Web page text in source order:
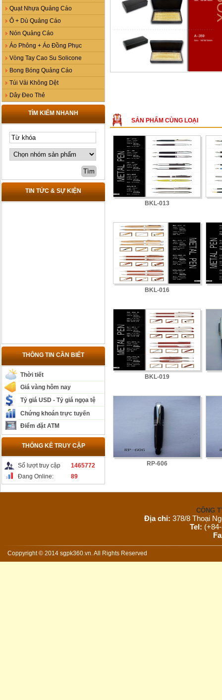
Quạt Nhựa Quảng Cáo
Ô + Dù Quảng Cáo
Nón Quảng Cáo
Áo Phông + Áo Đồng Phục
Vòng Tay Cao Su Solicone
Bong Bóng Quảng Cáo
Túi Vải Không Dệt
Dây Đeo Thẻ
TÌM KIẾM NHANH
TIN TỨC & SỰ KIỆN
THÔNG TIN CẦN BIẾT
Thời tiết
Giá vàng hôm nay
Tỷ giá USD - Tỷ giá ngọa tệ
Chứng khoán trực tuyến
Điểm đặt ATM
THỐNG KÊ TRUY CẬP
Số lượt truy cập
1465772
Đang Online:
89
SẢN PHẨM CÙNG LOẠI
BKL-013
BKL-016
BKL-019
RP-606
CÔNG
Địa chỉ: 378/8 Thoại
Tel:
Email:
Coppyright © 2014 sgpk360.vn. All Rights Reserved